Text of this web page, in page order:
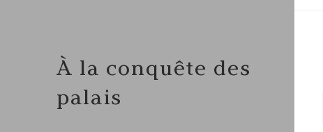
À la conquête des
palais